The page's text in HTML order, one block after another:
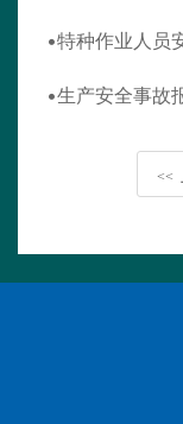
生产安全事故
<<